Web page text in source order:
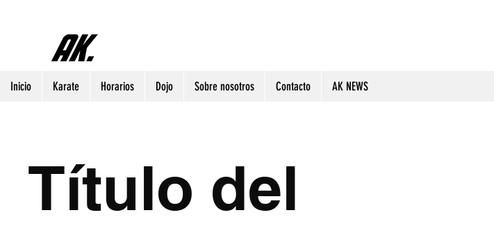
Inicio Karate Horarios Dojo Sobre nosotros Contacto AK NEWS
Título del